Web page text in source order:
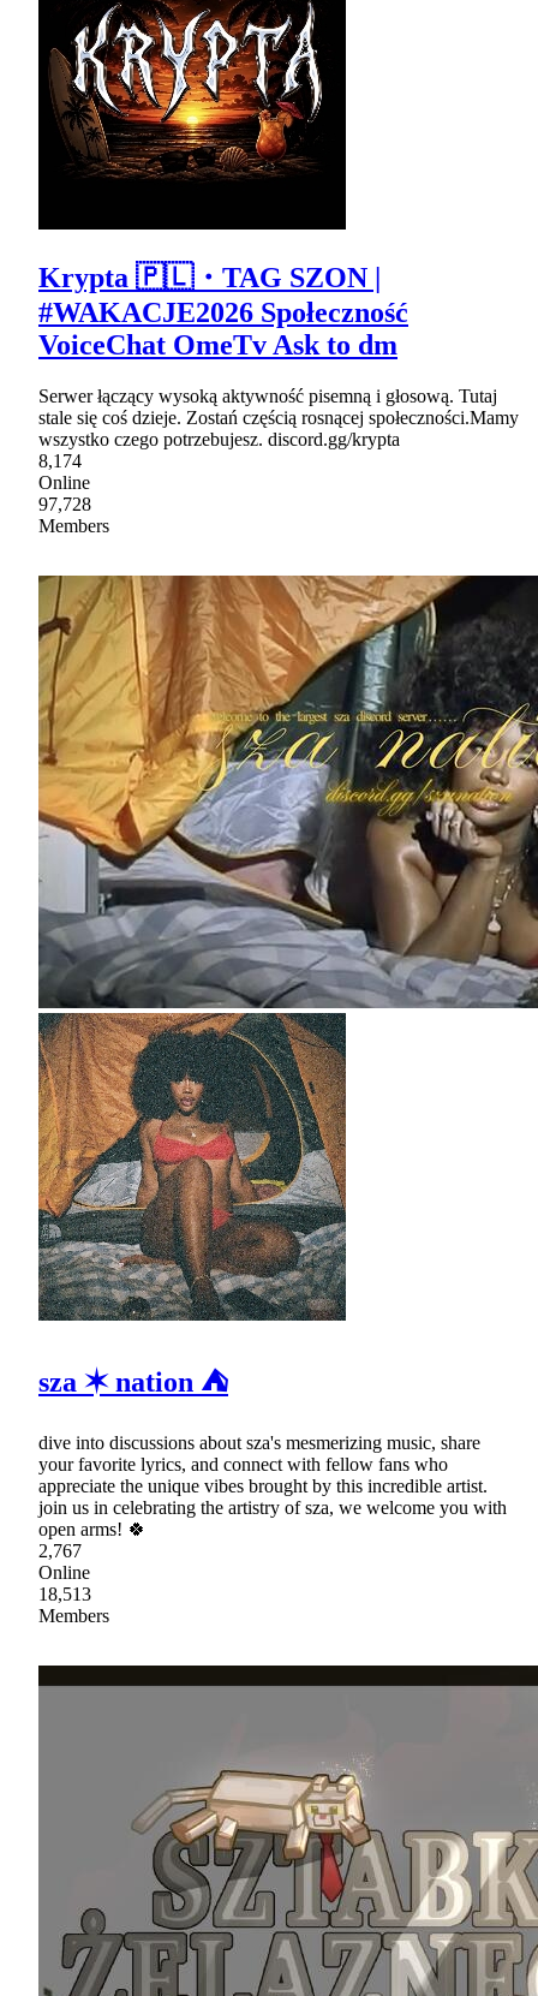
Krypta 🇵🇱・TAG SZON |
#WAKACJE2026 Społeczność
VoiceChat OmeTv Ask to dm
Serwer łączący wysoką aktywność pisemną i głosową. Tutaj
stale się coś dzieje. Zostań częścią rosnącej społeczności.Mamy
wszystko czego potrzebujesz. discord.gg/krypta
8,174
Online
97,728
Members
sza ✶ nation ⛺
dive into discussions about sza's mesmerizing music, share
your favorite lyrics, and connect with fellow fans who
appreciate the unique vibes brought by this incredible artist.
join us in celebrating the artistry of sza, we welcome you with
open arms! 🍀
2,767
Online
18,513
Members